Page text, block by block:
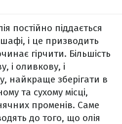
постійно піддається
і це призводить
гірчити. Більшість
і оливкову, і
найкраще зберігати в
та сухому місці,
променів. Саме
до того, що олія